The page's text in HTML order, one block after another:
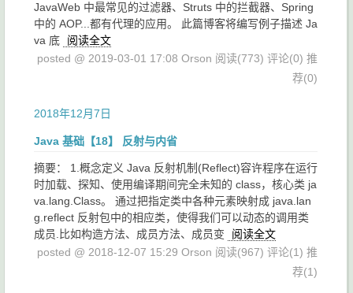
JavaWeb 中最常见的过滤器、Struts 中的拦截器、Spring
中的 AOP...都有代理的应用。 此篇博客将编写例子描述 Ja
va 底
阅读全文
posted @ 2019-03-01 17:08 Orson 阅读(773) 评论(0) 推
荐(0)
2018年12月7日
Java 基础【18】 反射与内省
摘要： 1.概念定义 Java 反射机制(Reflect)容许程序在运行
时加载、探知、使用编译期间完全未知的 class，核心类 ja
va.lang.Class。 通过把指定类中各种元素映射成 java.lan
g.reflect 反射包中的相应类，使得我们可以动态的调用类
成员.比如构造方法、成员方法、成员变
阅读全文
posted @ 2018-12-07 15:29 Orson 阅读(967) 评论(1) 推
荐(1)